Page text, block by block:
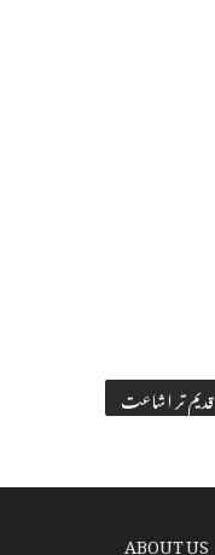
قدیم تر اشاعت
ABOUT US